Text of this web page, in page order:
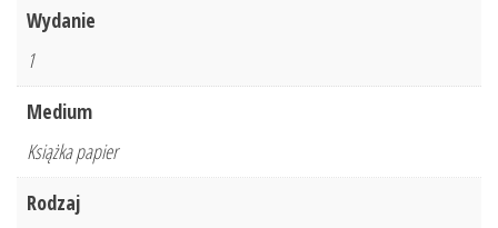
Wydanie
1
Medium
Książka papier
Rodzaj